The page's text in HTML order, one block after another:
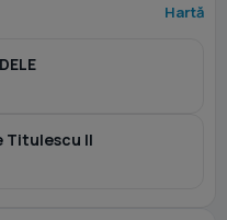
Hartă
Titulescu II